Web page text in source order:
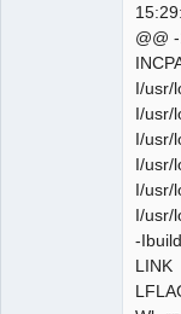
@@
I/usr/
I/usr/
I/usr/
I/usr/
I/usr/
I/usr/
-